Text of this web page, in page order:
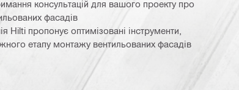
консультацій для вашого проекту про
фасадів
Hilti пропонує оптимізовані інструменти,
етапу монтажу вентильованих фасадів